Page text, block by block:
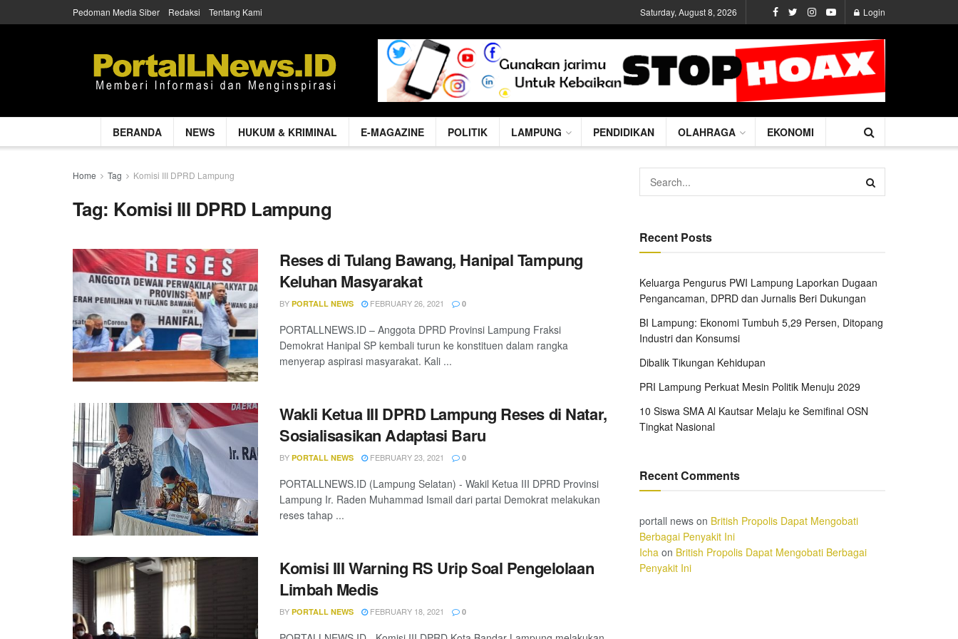
Pedoman Media Siber Redaksi Tentang Kami Saturday, August 8, 2026 Login
BERANDA NEWS HUKUM & KRIMINAL E-MAGAZINE POLITIK LAMPUNG PENDIDIKAN OLAHRAGA EKONOMI
Home Tag Komisi III DPRD Lampung
Tag: Komisi III DPRD Lampung
Reses di Tulang Bawang, Hanipal Tampung
Keluhan Masyarakat
BY PORTALL NEWS FEBRUARY 26, 2021 0
PORTALLNEWS.ID – Anggota DPRD Provinsi Lampung Fraksi
Demokrat Hanipal SP kembali turun ke konstituen dalam rangka
menyerap aspirasi masyarakat. Kali ...
Wakli Ketua III DPRD Lampung Reses di Natar,
Sosialisasikan Adaptasi Baru
BY PORTALL NEWS FEBRUARY 23, 2021 0
PORTALLNEWS.ID (Lampung Selatan) - Wakil Ketua III DPRD Provinsi
Lampung Ir. Raden Muhammad Ismail dari partai Demokrat melakukan
reses tahap ...
Komisi III Warning RS Urip Soal Pengelolaan
Limbah Medis
BY PORTALL NEWS FEBRUARY 18, 2021 0
Recent Posts
Keluarga Pengurus PWI Lampung Laporkan Dugaan
Pengancaman, DPRD dan Jurnalis Beri Dukungan
BI Lampung: Ekonomi Tumbuh 5,29 Persen, Ditopang
Industri dan Konsumsi
Dibalik Tikungan Kehidupan
PRI Lampung Perkuat Mesin Politik Menuju 2029
10 Siswa SMA Al Kautsar Melaju ke Semifinal OSN
Tingkat Nasional
Recent Comments
portall news on British Propolis Dapat Mengobati
Berbagai Penyakit Ini
Icha on British Propolis Dapat Mengobati Berbagai
Penyakit Ini